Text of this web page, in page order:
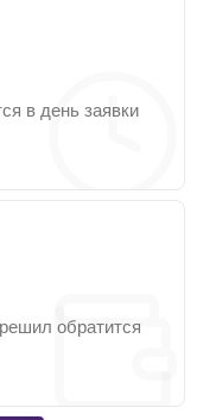
в день заявки
обратится